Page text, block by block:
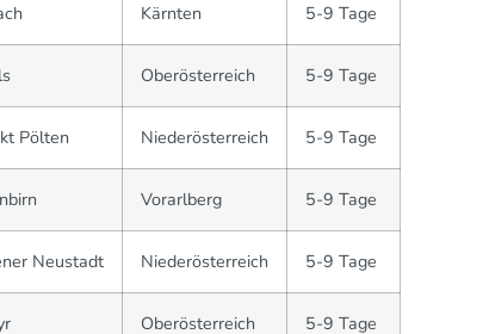
Kärnten 5-9 Tage
Oberösterreich 5-9 Tage
Pölten Niederösterreich 5-9 Tage
Vorarlberg 5-9 Tage
Neustadt Niederösterreich 5-9 Tage
Oberösterreich 5-9 Tage